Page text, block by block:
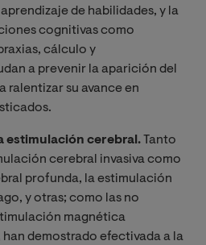
de habilidades, y la
cognitivas como
cálculo y
a prevenir la aparición del
ralentizar su avance en
estimulación cerebral. Tanto
cerebral invasiva como
profunda, la estimulación
y otras; como las no
magnética
demostrado efectivada a la